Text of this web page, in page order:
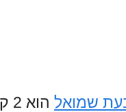
שמואל